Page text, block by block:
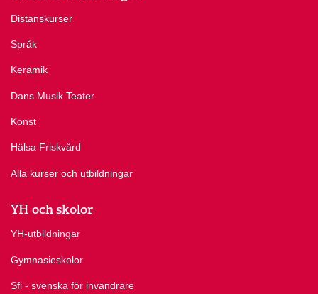
Distanskurser
Språk
Keramik
Dans Musik Teater
Konst
Hälsa Friskvård
Alla kurser och utbildningar
YH och skolor
YH-utbildningar
Gymnasieskolor
Sfi - svenska för invandrare